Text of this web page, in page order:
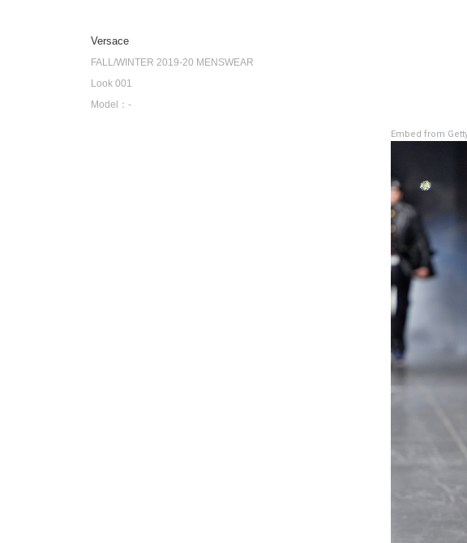
Versace
FALL/WINTER 2019-20 MENSWEAR
Look 001
Model：-
Embed from